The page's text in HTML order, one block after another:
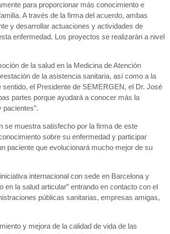
para proporcionar más conocimiento e
A través de la firma del acuerdo, ambas
y desarrollar actuaciones y actividades de
enfermedad. Los proyectos se realizarán a nivel
de la salud en la Medicina de Atención
de la asistencia sanitaria, así como a la
el Presidente de SEMERGEN, el Dr. José
partes porque ayudará a conocer más la
se muestra satisfecho por la firma de este
sobre su enfermedad y participar
paciente que evolucionará mucho mejor de su
internacional con sede en Barcelona y
la salud articular” entrando en contacto con el
públicas sanitarias, empresas amigas,
y mejora de la calidad de vida de las